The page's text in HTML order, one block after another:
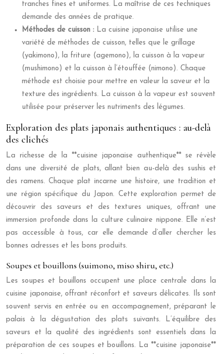
tranches fines et uniformes. La maîtrise de ces techniques
demande des années de pratique.
Méthodes de cuisson : La cuisine japonaise utilise une
variété de méthodes de cuisson, telles que le grillage
(yakimono), la friture (agemono), la cuisson à la vapeur
(mushimono) et la cuisson à l’étouffée (nimono). Chaque
méthode est choisie pour mettre en valeur la saveur et la
texture des ingrédients. La cuisson à la vapeur est souvent
utilisée pour préserver les nutriments des légumes.
Exploration des plats japonais authentiques : au-delà
des clichés
La richesse de la **cuisine japonaise authentique** se révèle
dans une diversité de plats, allant bien au-delà des sushis et
des ramens. Chaque plat incarne une histoire, une tradition et
une région spécifique du Japon. Cette exploration permet de
découvrir des saveurs et des textures uniques, offrant une
immersion profonde dans la culture culinaire nippone. Elle n’est
pas accessible à tous, car elle demande d’aller chercher les
bonnes adresses et les bons produits.
Soupes et bouillons (suimono, miso shiru, etc.)
Les soupes et bouillons occupent une place centrale dans la
cuisine japonaise, offrant réconfort et saveurs délicates. Ils sont
souvent servis en entrée ou en accompagnement, préparant le
palais à la dégustation des plats suivants. L’équilibre des
saveurs et la qualité des ingrédients sont essentiels dans la
préparation de ces soupes et bouillons. La **cuisine japonaise**